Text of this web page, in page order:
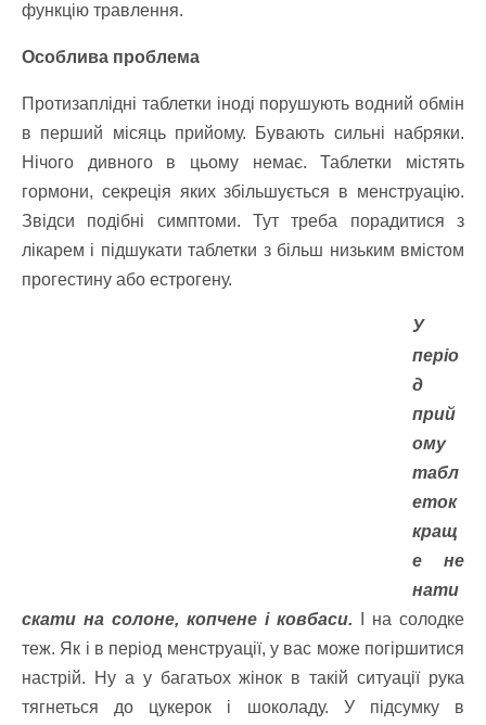
функцію травлення.
Особлива проблема
Протизаплідні таблетки іноді порушують водний обмін
в перший місяць прийому. Бувають сильні набряки.
Нічого дивного в цьому немає. Таблетки містять
гормони, секреція яких збільшується в менструацію.
Звідси подібні симптоми. Тут треба порадитися з
лікарем і підшукати таблетки з більш низьким вмістом
прогестину або естрогену.
У
періо
д
прий
ому
табл
еток
кращ
е не
нати
скати на солоне, копчене і ковбаси.
І на солодке
теж. Як і в період менструації, у вас може погіршитися
настрій. Ну а у багатьох жінок в такій ситуації рука
тягнеться до цукерок і шоколаду. У підсумку в